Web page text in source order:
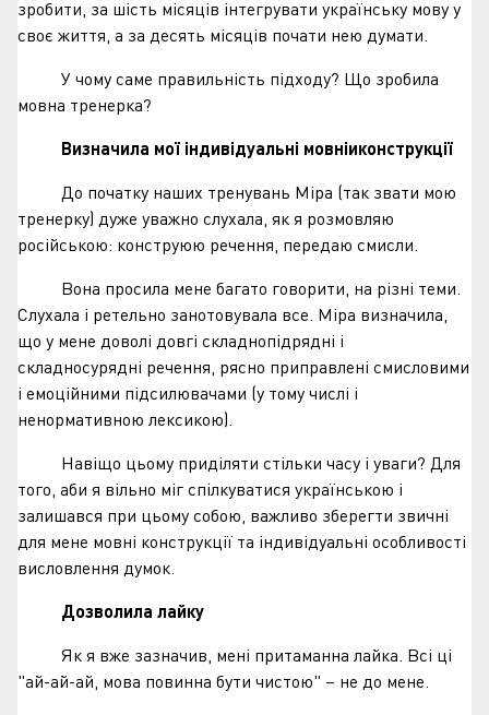
зробити, за шість місяців інтегрувати українську мову у
своє життя, а за десять місяців почати нею думати.
У чому саме правильність підходу? Що зробила
мовна тренерка?
Визначила мої індивідуальні мовніиконструкції
До початку наших тренувань Міра (так звати мою
тренерку) дуже уважно слухала, як я розмовляю
російською: конструюю речення, передаю смисли.
Вона просила мене багато говорити, на різні теми.
Слухала і ретельно занотовувала все. Міра визначила,
що у мене доволі довгі складнопідрядні і
складносурядні речення, рясно приправлені смисловими
і емоційними підсилювачами (у тому числі і
ненормативною лексикою).
Навіщо цьому приділяти стільки часу і уваги? Для
того, аби я вільно міг спілкуватися українською і
залишався при цьому собою, важливо зберегти звичні
для мене мовні конструкції та індивідуальні особливості
висловлення думок.
Дозволила лайку
Як я вже зазначив, мені притаманна лайка. Всі ці
"ай-ай-ай, мова повинна бути чистою" – не до мене.